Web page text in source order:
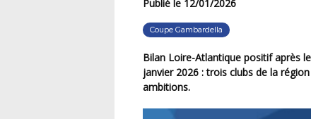
Publié le 12/01/2026
Coupe Gambardella
Bilan Loire-Atlantique positifaprès
janvier 2026 : trois clubs de la
ambitions.